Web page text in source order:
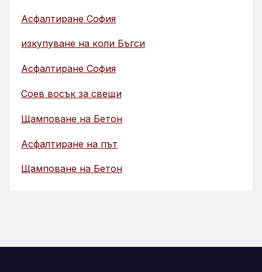
Асфалтиране София
изкупуване на коли Бъгси
Асфалтиране София
Соев восък за свещи
Щамповане на Бетон
Асфалтиране на път
Щамповане на Бетон